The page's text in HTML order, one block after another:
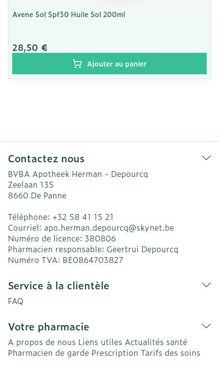
Avene Sol Spf30 Huile Sol 200ml
28,50 €
Ajouter au panier
Contactez nous
BVBA Apotheek Herman - Depourcq
Zeelaan 135
8660 De Panne
Téléphone: +32 58 41 15 21
Courriel: apo.herman.depourcq@skynet.be
Numéro de licence: 380806
Pharmacien responsable: Geertrui Depourcq
Numéro TVA: BE0864703827
Service à la clientèle
FAQ
Votre pharmacie
A propos de nous Liens utiles Actualités santé
Pharmacien de garde Prescription Tarifs des soins